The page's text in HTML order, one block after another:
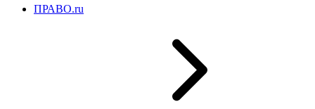
ПРАВО.ru